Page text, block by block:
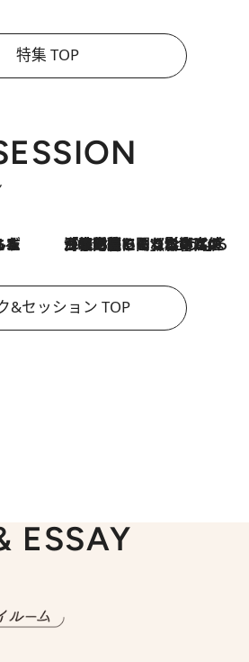
特集 TOP
2026.8.3
「住宅建てられない…」「サーチャージ料の高値が続いている」ホルムズ海峡封鎖による影響はいつまで続く？《エネルギー専門家に聞く“どうなる日本の暮らし”》
&セッション TOP
ESSAY